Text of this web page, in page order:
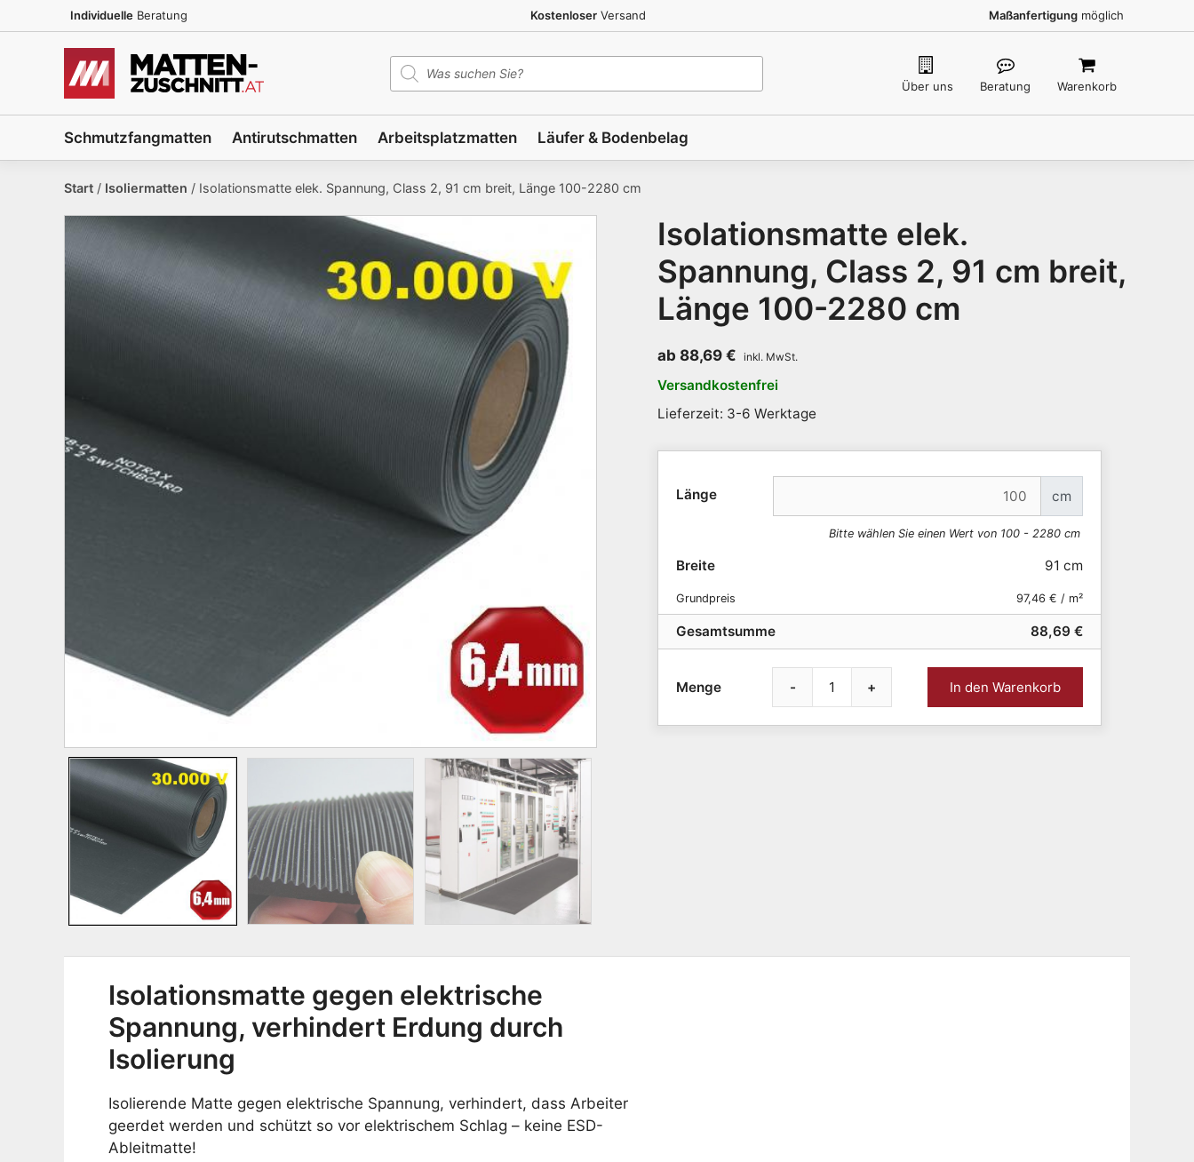
Inhalt
Individuelle Beratung Maßanfertigung möglich
Kostenloser Versand
Über uns Beratung Warenkorb
Products
search
Schmutzfangmatten Antirutschmatten Arbeitsplatzmatten Läufer & Bodenbelag
Start / Isoliermatten / Isolationsmatte elek. Spannung, Class 2, 91 cm breit, Länge 100-2280 cm
Isolationsmatte elek.
Spannung, Class 2, 91 cm breit,
Länge 100-2280 cm
ab 88,69 €
Versandkostenfrei
Lieferzeit: 3-6 Werktage
Länge cm
Bitte wählen Sie einen Wert von 100 - 2280 cm
Breite 91 cm
Grundpreis 97,46 € / m²
Gesamtsumme 88,69 €
-
Isolationsmatte
+ In den Warenkorb
Isolationsmatte gegen elektrische
Spannung, verhindert Erdung durch
Isolierung
Isolierende Matte gegen elektrische Spannung, verhindert, dass Arbeiter
geerdet werden und schützt so vor elektrischem Schlag – keine ESD-
Ableitmatte!